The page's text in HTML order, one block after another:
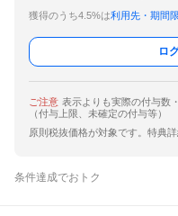
獲得のうち4.5%は利用先・期間
ロ
ご注意 表示よりも実際の付与数
（付与上限、未確定の付与等）
原則税抜価格が対象です。特典
条件達成でおトク